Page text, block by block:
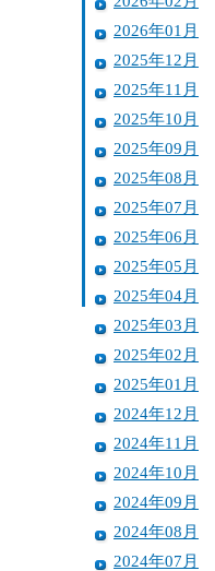
2026年01月
2025年12月
2025年11月
2025年10月
2025年09月
2025年08月
2025年07月
2025年06月
2025年05月
2025年04月
2025年03月
2025年02月
2025年01月
2024年12月
2024年11月
2024年10月
2024年09月
2024年08月
2024年07月